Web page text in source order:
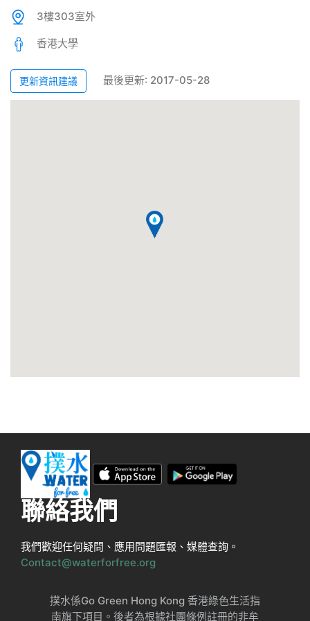
3樓303室外
香港大學
更新資訊建議 最後更新: 2017-05-28
聯絡我們
我們歡迎任何疑問、應用問題匯報、媒體查詢。
Contact@waterforfree.org
撲水係Go Green Hong Kong 香港綠色生活指
南旗下項目。後者為根據社團條例註冊的非牟